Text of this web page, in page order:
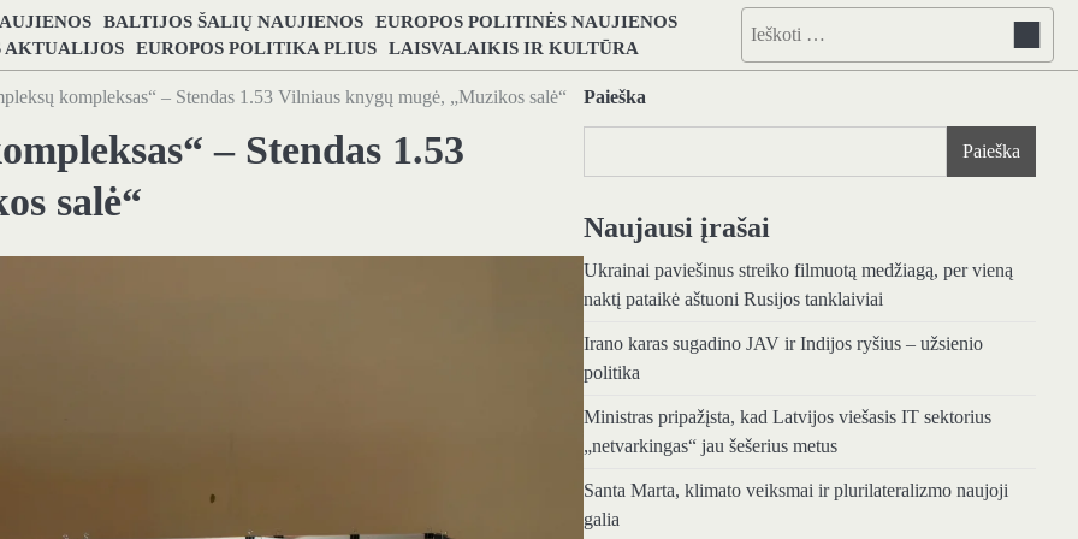
BALTIJOS ŠALIŲ NAUJIENOS EUROPOS POLITINĖS NAUJIENOS
AKTUALIJOS EUROPOS POLITIKA PLIUS LAISVALAIKIS IR KULTŪRA
Ieškoti:
kompleksas“ – Stendas 1.53 Vilniaus knygų mugė, „Muzikos salė“
– Stendas 1.53
salė“
Paieška
Paieška
Naujausi įrašai
Ukrainai paviešinus streiko filmuotą medžiagą, per vieną
naktį pataikė aštuoni Rusijos tanklaiviai
Irano karas sugadino JAV ir Indijos ryšius – užsienio
politika
Ministras pripažįsta, kad Latvijos viešasis IT sektorius
„netvarkingas“ jau šešerius metus
Santa Marta, klimato veiksmai ir plurilateralizmo naujoji
galia